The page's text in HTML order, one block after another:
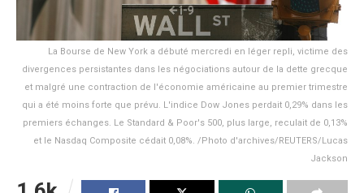
La Bourse de New York a débuté mercredi en léger repli, victime des
divergences persistantes dans les négociations autour de la dette grecque
et malgré une contraction de l'économie américaine au premier trimestre
qui a été moins forte que prévu. L'indice Dow Jones perdait 0,29% dans les
premiers échanges. Le Standard & Poor's 500, plus large, reculait de 0,13%
et le Nasdaq Composite cédait 0,08%. /Photo d'archives/REUTERS/Lucas
Jackson